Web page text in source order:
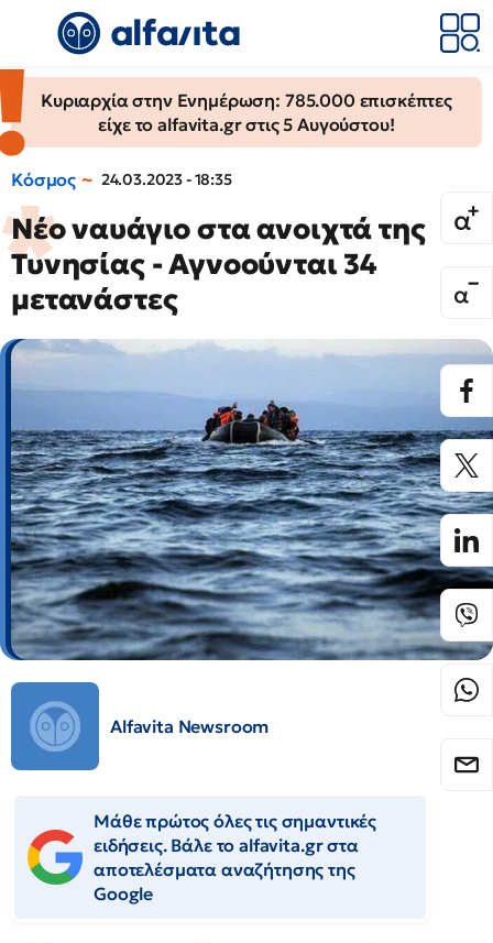
Κυριαρχία στην Ενημέρωση: 785.000 επισκέπτες
είχε το alfavita.gr στις 5 Αυγούστου!
Κόσμος 24.03.2023 - 18:35
Νέο ναυάγιο στα ανοιχτά της
Τυνησίας - Αγνοούνται 34
μετανάστες
Alfavita Newsroom
Μάθε πρώτος όλες τις σημαντικές
ειδήσεις. Βάλε το alfavita.gr στα
αποτελέσματα αναζήτησης της
Google